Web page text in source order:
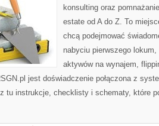
konsulting oraz
estate od A do Z. To
chcą podejmować
nabyciu pierwszego
aktywów na wynajem,
jest doświadczenie połączona z
tu instrukcje, checklisty i schematy, które